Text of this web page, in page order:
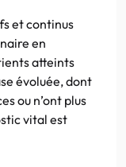
et continus
en
atteints
évoluée, dont
ou n’ont plus
vital est